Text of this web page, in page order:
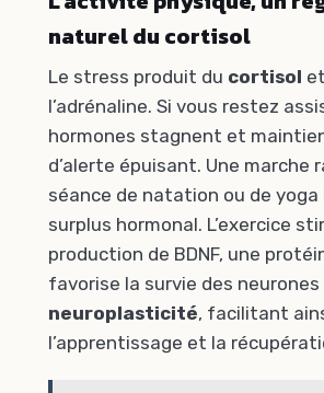
naturel du cortisol
Le stress produit du cortisol
l’adrénaline. Si vous restez
hormones stagnent et
d’alerte épuisant. Une marche
séance de natation ou de yoga
surplus hormonal. L’exercice
production de BDNF, une
favorise la survie des
neuroplasticité, facilitant
l’apprentissage et la